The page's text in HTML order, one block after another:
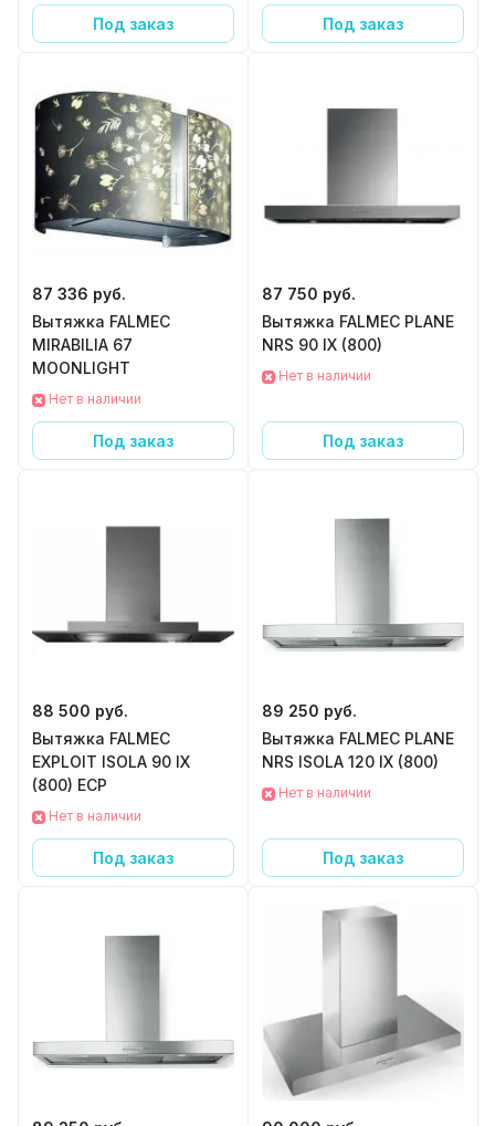
Под заказ Под заказ
87 336 руб.
Вытяжка FALMEC
MIRABILIA 67
MOONLIGHT
Нет в наличии
Под заказ
87 750 руб.
Вытяжка FALMEC PLANE
NRS 90 IX (800)
Нет в наличии
Под заказ
88 500 руб.
Вытяжка FALMEC
EXPLOIT ISOLA 90 IX
(800) ECP
Нет в наличии
Под заказ
89 250 руб.
Вытяжка FALMEC PLANE
NRS ISOLA 120 IX (800)
Нет в наличии
Под заказ